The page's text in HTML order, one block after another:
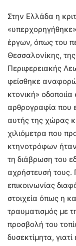
Στην Ελλάδα η
έργων, όπως του
Θεσσαλονίκης,
Περιφερειακής
φείσθηκε
κτονική»
αρθρογραφία που
αυτής της χώρας
χιλιόμετρα που
κτηνοτρόφων
τη διάβρωση του
αχρήστευσή τους.
επικοινωνίας
στοιχεία όπως η
τραυματισμός με
προσβολή του
δυσεκτίμητα,